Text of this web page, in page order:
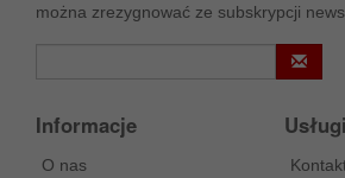
można zrezygnować ze subskrypcji
Informacje
O nas
Usługi